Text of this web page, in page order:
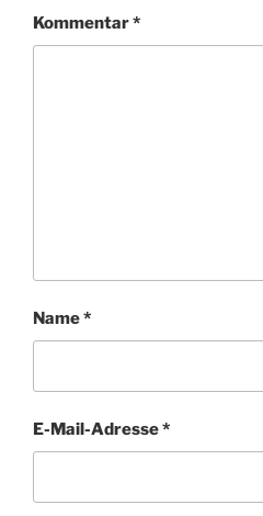
Kommentar*
Name*
E-Mail-Adresse*